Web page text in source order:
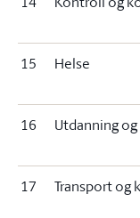
15 Helse
16 Utdanning
17 Transport og